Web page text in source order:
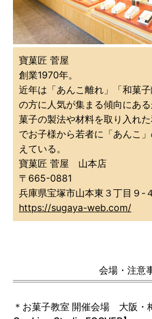
寶菓匠 菅屋
創業1970年。
近年は「あんこ離れ」「和菓
の方に人気が集まる傾向にあ
菓子の製法や材料を取り入れ
でお子様から若者に「あんこ
えている。
寶菓匠 菅屋 山本店
〒665-0881
兵庫県宝塚市山本東３丁目９-
https://sugaya-web.com/
会場・注意
＊お菓子教室 開催会場 大阪・